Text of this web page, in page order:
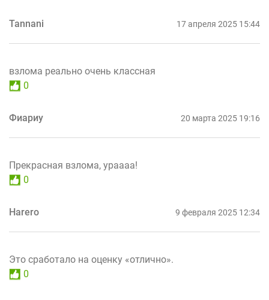
Tannani 17 апреля 2025 15:44
взлома реально очень классная
0
Фиариу 20 марта 2025 19:16
Прекрасная взлома, ураааа!
0
Harero 9 февраля 2025 12:34
Это сработало на оценку «отлично».
0